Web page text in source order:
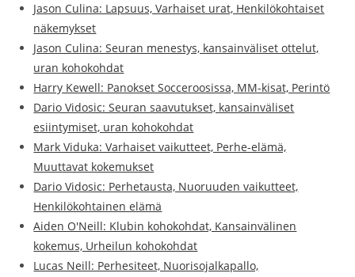
Jason Culina: Lapsuus, Varhaiset urat, Henkilökohtaiset
näkemykset
Jason Culina: Seuran menestys, kansainväliset ottelut,
uran kohokohdat
Harry Kewell: Panokset Socceroosissa, MM-kisat, Perintö
Dario Vidosic: Seuran saavutukset, kansainväliset
esiintymiset, uran kohokohdat
Mark Viduka: Varhaiset vaikutteet, Perhe-elämä,
Muuttavat kokemukset
Dario Vidosic: Perhetausta, Nuoruuden vaikutteet,
Henkilökohtainen elämä
Aiden O'Neill: Klubin kohokohdat, Kansainvälinen
kokemus, Urheilun kohokohdat
Lucas Neill: Perhesiteet, Nuorisojalkapallo,